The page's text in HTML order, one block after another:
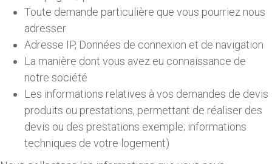
Toute demande particulière que vous pourriez nous
adresser
Adresse IP, Données de connexion et de navigation
La manière dont vous avez eu connaissance de
notre société
Les informations relatives à vos demandes de devis
produits ou prestations, permettant de réaliser des
devis ou des prestations exemple; informations
techniques de votre logement)